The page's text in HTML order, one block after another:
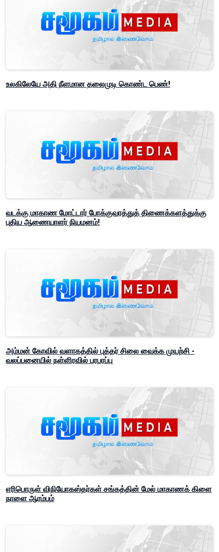
உலகிலேயே அதி நீளமான தலைமுடி கொண்ட பெண்!
வடக்கு மாகாண மோட்டார் போக்குவரத்துத் திணைக்களத்துக்கு
புதிய ஆணையாளர் நியமனம்!
அம்மன் கோவில் வளாகத்தில் புத்தர் சிலை வைக்க முயற்சி -
வலப்பனையில் நள்ளிரவில் பரபரப்பு
எரிபொருள் விநியோகஸ்தர்கள் சங்கத்தின் மேல் மாகாணக் கிளை
நாளை ஆரம்பம்